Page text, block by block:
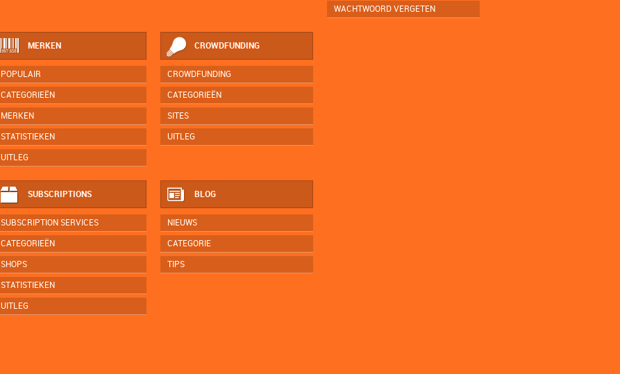
MERKEN
POPULAIR
CATEGORIEËN
MERKEN
STATISTIEKEN
UITLEG
CROWDFUNDING
CROWDFUNDING
CATEGORIEËN
SITES
UITLEG
SUBSCRIPTIONS
SUBSCRIPTION SERVICES
CATEGORIEËN
SHOPS
STATISTIEKEN
UITLEG
BLOG
NIEUWS
CATEGORIE
TIPS
WACHTWOORD VERGETEN